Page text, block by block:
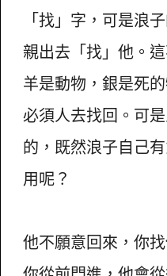
「找」字，可是浪
親出去「找」他。
羊是動物，銀是死
必須人去找回。可
的，既然浪子自己
用呢？
他不願意回來，你